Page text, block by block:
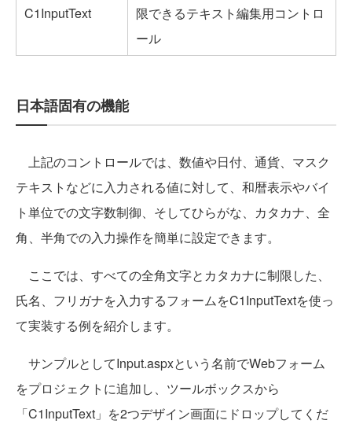
C1InputText
限できるテキスト編集用コントロ
ール
日本語固有の機能
上記のコントロールでは、数値や日付、通貨、マスク
テキストなどに入力される値に対して、和暦表示やバイ
ト単位での文字数制御、そしてひらがな、カタカナ、全
角、半角での入力操作を簡単に設定できます。
ここでは、すべての全角文字とカタカナに制限した、
氏名、フリガナを入力するフォームをC1InputTextを使っ
て実装する例を紹介します。
サンプルとしてInput.aspxという名前でWebフォーム
をプロジェクトに追加し、ツールボックスから
「C1InputText」を2つデザイン画面にドロップしてくだ